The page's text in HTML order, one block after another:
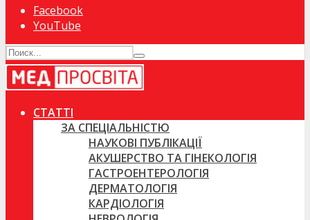
Facebook
YouTube
СТАТТІ
ЗА СПЕЦІАЛЬНІСТЮ
НАУКОВІ ПУБЛІКАЦІЇ
АКУШЕРСТВО ТА ГІНЕКОЛОГІЯ
ГАСТРОЕНТЕРОЛОГІЯ
ДЕРМАТОЛОГІЯ
КАРДІОЛОГІЯ